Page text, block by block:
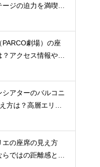
ージの迫力を満喫で
ションを紹介
劇場）の座
？アクセス情報や劇
紹介
シアターのバルコニ
方は？高層エリア
響をチェック
エの座席の見え方
らではの距離感と見